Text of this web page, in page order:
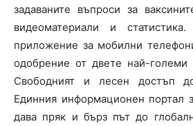
задаваните въпроси за
видеоматериали и
приложение за мобилни
одобрение от двете най-големи
Свободният и лесен достъп
Единния информационен портал
дава пряк и бърз път до